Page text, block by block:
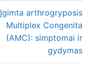
Įgimta arthrogryposis
Multiplex Congenita
(AMC): simptomai ir
gydymas